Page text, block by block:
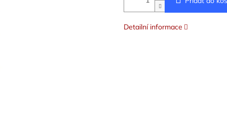
Detailní informace